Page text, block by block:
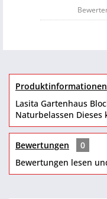
Produktinformationen
Lasita Gartenhaus
Naturbelassen Dieses
Bewertungen
0
Bewertungen lesen